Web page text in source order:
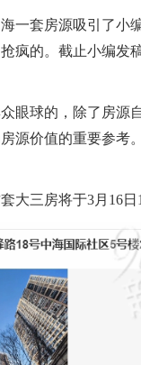
套房源吸引了小编
疯的。截止小编发
球的，除了房源
源价值的重要参考
三房将于3月16日